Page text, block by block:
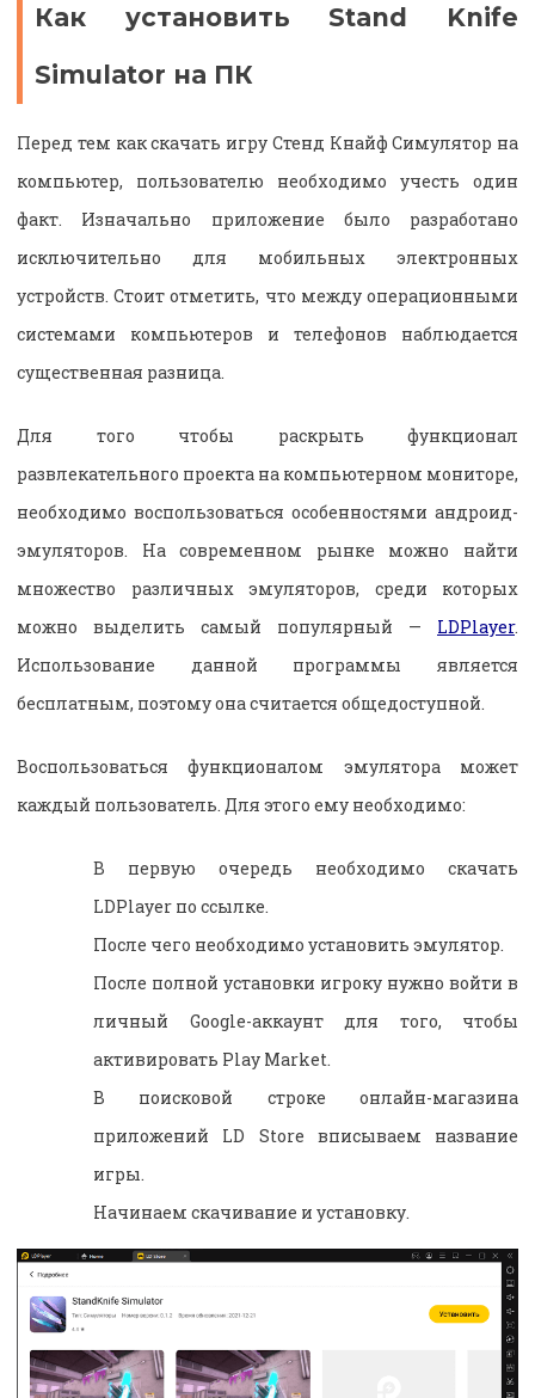
Как установить Stand Knife
Simulator на ПК
Перед тем как скачать игру Стенд Кнайф Симулятор на
компьютер, пользователю необходимо учесть один
факт. Изначально приложение было разработано
исключительно для мобильных электронных
устройств. Стоит отметить, что между операционными
системами компьютеров и телефонов наблюдается
существенная разница.
Для того чтобы раскрыть функционал
развлекательного проекта на компьютерном мониторе,
необходимо воспользоваться особенностями андроид-
эмуляторов. На современном рынке можно найти
множество различных эмуляторов, среди которых
можно выделить самый популярный — LDPlayer.
Использование данной программы является
бесплатным, поэтому она считается общедоступной.
Воспользоваться функционалом эмулятора может
каждый пользователь. Для этого ему необходимо:
В первую очередь необходимо скачать
LDPlayer по ссылке.
После чего необходимо установить эмулятор.
После полной установки игроку нужно войти в
личный Google-аккаунт для того, чтобы
активировать Play Market.
В поисковой строке онлайн-магазина
приложений LD Store вписываем название
игры.
Начинаем скачивание и установку.